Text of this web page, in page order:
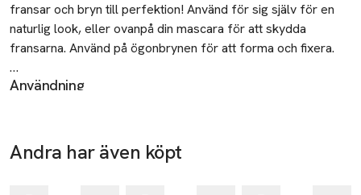
fransar och bryn till perfektion! Använd för sig själv för en
naturlig look, eller ovanpå din mascara för att skydda
fransarna. Använd på ögonbrynen för att forma och fixera.
• Transparent gel för bryn och fransar
• Vegansk
Användning
SKU: 65437733
Andra har även köpt
Ta 2 betala